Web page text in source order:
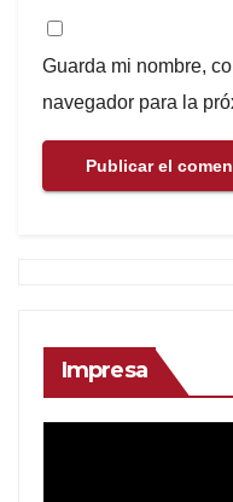
Guarda mi nombre,
navegador para la
Impresa